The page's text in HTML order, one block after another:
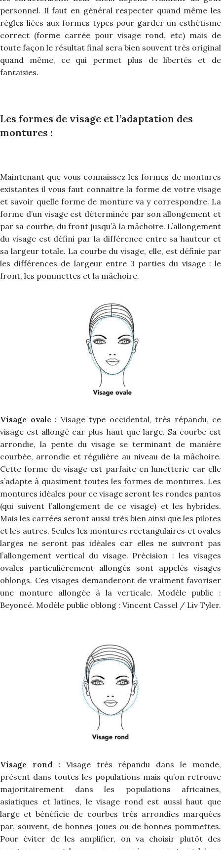
personnel. Il faut en général respecter quand même les
règles liées aux formes types pour garder un esthétisme
correct (forme carrée pour visage rond, etc) mais de
toute façon le résultat final sera bien souvent très original
quand même, ce qui permet plus de libertés et de
fantaisies.
Les formes de visage et l’adaptation des
montures :
Maintenant que vous connaissez les formes de montures
existantes il vous faut connaitre la forme de votre visage
et savoir quelle forme de monture va y correspondre. La
forme d’un visage est déterminée par son allongement et
par sa courbe, du front jusqu’à la mâchoire. L’allongement
du visage est défini par la différence entre sa hauteur et
sa largeur totale. La courbe du visage, elle, est définie par
les différences de largeur entre 3 parties du visage : le
front, les pommettes et la mâchoire.
Visage ovale : Visage type occidental, très répandu, ce
visage est allongé car plus haut que large. Sa courbe est
arrondie, la pente du visage se terminant de manière
courbée, arrondie et régulière au niveau de la mâchoire.
Cette forme de visage est parfaite en lunetterie car elle
s’adapte à quasiment toutes les formes de montures. Les
montures idéales pour ce visage seront les rondes pantos
(qui suivent l’allongement de ce visage) et les hybrides.
Mais les carrées seront aussi très bien ainsi que les pilotes
et les autres. Seules les montures rectangulaires et ovales
larges ne seront pas idéales car elles ne suivront pas
l’allongement vertical du visage. Précision : les visages
ovales particulièrement allongés sont appelés visages
oblongs. Ces visages demanderont de vraiment favoriser
une monture allongée à la verticale. Modèle public :
Beyoncé. Modèle public oblong : Vincent Cassel / Liv Tyler.
Visage rond : Visage très répandu dans le monde,
présent dans toutes les populations mais qu’on retrouve
majoritairement dans les populations africaines,
asiatiques et latines, le visage rond est aussi haut que
large et bénéficie de courbes très arrondies marquées
par, souvent, de bonnes joues ou de bonnes pommettes.
Pour éviter de les amplifier, on va choisir plutôt des